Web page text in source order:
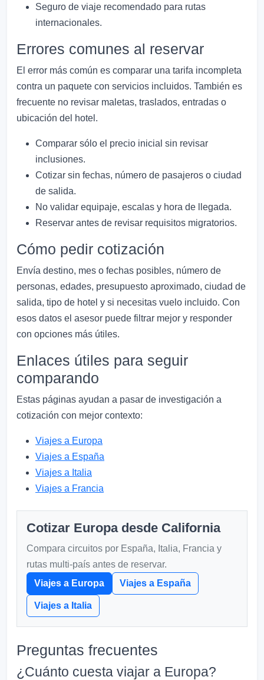
Seguro de viaje recomendado para rutas
internacionales.
Errores comunes al reservar
El error más común es comparar una tarifa incompleta
contra un paquete con servicios incluidos. También es
frecuente no revisar maletas, traslados, entradas o
ubicación del hotel.
Comparar sólo el precio inicial sin revisar
inclusiones.
Cotizar sin fechas, número de pasajeros o ciudad
de salida.
No validar equipaje, escalas y hora de llegada.
Reservar antes de revisar requisitos migratorios.
Cómo pedir cotización
Envía destino, mes o fechas posibles, número de
personas, edades, presupuesto aproximado, ciudad de
salida, tipo de hotel y si necesitas vuelo incluido. Con
esos datos el asesor puede filtrar mejor y responder
con opciones más útiles.
Enlaces útiles para seguir
comparando
Estas páginas ayudan a pasar de investigación a
cotización con mejor contexto:
Viajes a Europa
Viajes a España
Viajes a Italia
Viajes a Francia
Cotizar Europa desde California
Compara circuitos por España, Italia, Francia y
rutas multi-país antes de reservar.
Viajes a Europa
Viajes a España
Viajes a Italia
Preguntas frecuentes
¿Cuánto cuesta viajar a Europa?